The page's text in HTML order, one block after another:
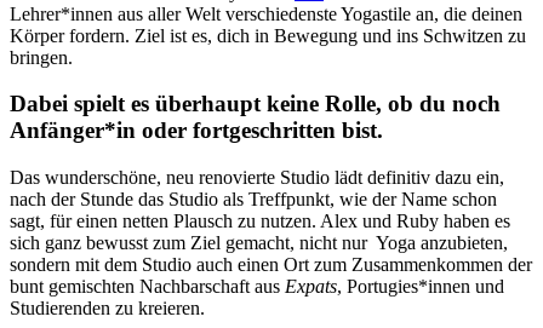
Lehrer*innen aus aller Welt verschiedenste Yogastile an, die deinen
Körper fordern. Ziel ist es, dich in Bewegung und ins Schwitzen zu
bringen.
Dabei spielt es überhaupt keine Rolle, ob du noch
Anfänger*in oder fortgeschritten bist.
Das wunderschöne, neu renovierte Studio lädt definitiv dazu ein,
nach der Stunde das Studio als Treffpunkt, wie der Name schon
sagt, für einen netten Plausch zu nutzen. Alex und Ruby haben es
sich ganz bewusst zum Ziel gemacht, nicht nur Yoga anzubieten,
sondern mit dem Studio auch einen Ort zum Zusammenkommen der
bunt gemischten Nachbarschaft aus Expats, Portugies*innen und
Studierenden zu kreieren.